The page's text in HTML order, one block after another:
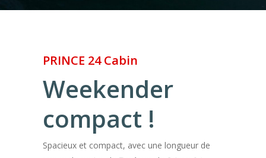
PRINCE 24 Cabin
Weekender
compact !
Spacieux et compact, avec une longueur de